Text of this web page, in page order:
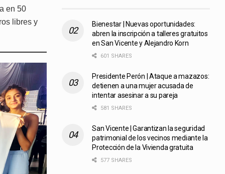
en 50
libres y
Bienestar | Nuevas oportunidades:
abren la inscripción a talleres gratuitos
en San Vicente y Alejandro Korn
601 SHARES
Presidente Perón | Ataque a mazazos:
detienen a una mujer acusada de
intentar asesinar a su pareja
581 SHARES
San Vicente | Garantizan la seguridad
patrimonial de los vecinos mediante la
Protección de la Vivienda gratuita
577 SHARES